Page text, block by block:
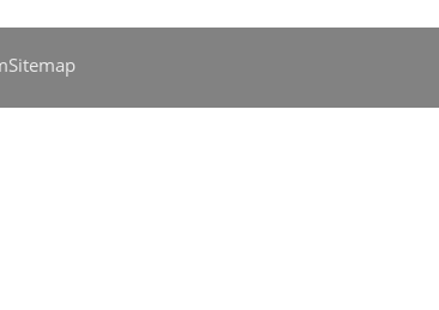
Sitemap